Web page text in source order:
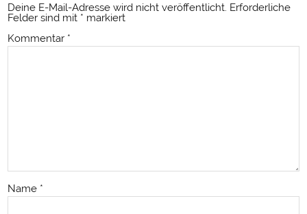
Deine E-Mail-Adresse wird nicht veröffentlicht. Erforderliche
Felder sind mit * markiert
Kommentar *
Name *